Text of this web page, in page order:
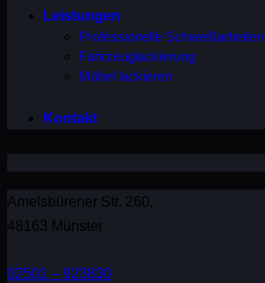
Leistungen
Professionelle Schweißarbeiten
Fahrzeuglackierung
Möbel lackieren
Kontakt
Amelsbürener Str. 260,
48163 Münster
02501 – 923830